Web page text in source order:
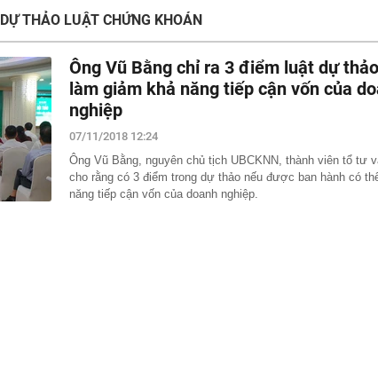
hề nhận ra
Quảng Ninh đề xuất làm tuyến cao tốc dài 55 km kết nối tới siêu dự án
hơn 235.000 tỷ đồng
Một lần nữa, Nga lại khiến thế giới choáng ngợp vì những gì họ có thể
tạo ra
Khu chung cư cũ phố cổ Hà Nội sắp được xây dựng thành tòa nhà 21
tầng
Nhân chứng bàng hoàng kể lại khoảnh khắc chợ Biên Hòa bốc cháy
Lãi ròng tăng hơn 5 lần, Nam Hoa (NHT) mở rộng hai trụ cột sau tái
cấu trúc
DỰ THẢO LUẬT CHỨNG KHOÁN
Ông Vũ Bằng chỉ ra 3 điểm luật dự
làm giảm khả năng tiếp cận vốn của
nghiệp
07/11/2018 12:24
Ông Vũ Bằng, nguyên chủ tịch UBCKNN, thành viên tổ tư
cho rằng có 3 điểm trong dự thảo nếu được ban hành có
năng tiếp cận vốn của doanh nghiệp.